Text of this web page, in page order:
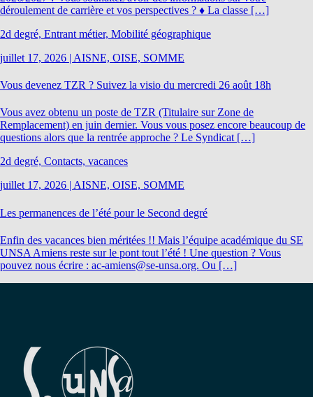
déroulement de carrière et vos perspectives ? ♦ La classe […]
2d degré, Entrant métier, Mobilité géographique
juillet 17, 2026 | AISNE, OISE, SOMME
Vous devenez TZR ? Suivez la visio du mercredi 26 août 18h
Vous avez obtenu un poste de TZR (Titulaire sur Zone de
Remplacement) en juin dernier. Vous vous posez encore beaucoup de
questions alors que la rentrée approche ? Le Syndicat […]
2d degré, Contacts, vacances
juillet 17, 2026 | AISNE, OISE, SOMME
Les permanences de l’été pour le Second degré
Enfin des vacances bien méritées !! Mais l’équipe académique du SE
UNSA Amiens reste sur le pont tout l’été ! Une question ? Vous
pouvez nous écrire : ac-amiens@se-unsa.org. Ou […]